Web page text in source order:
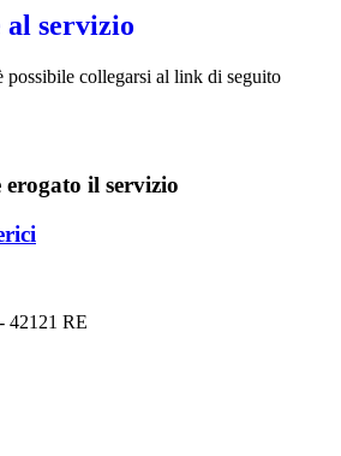
al servizio
possibile collegarsi al link di seguito
il servizio
42121 RE